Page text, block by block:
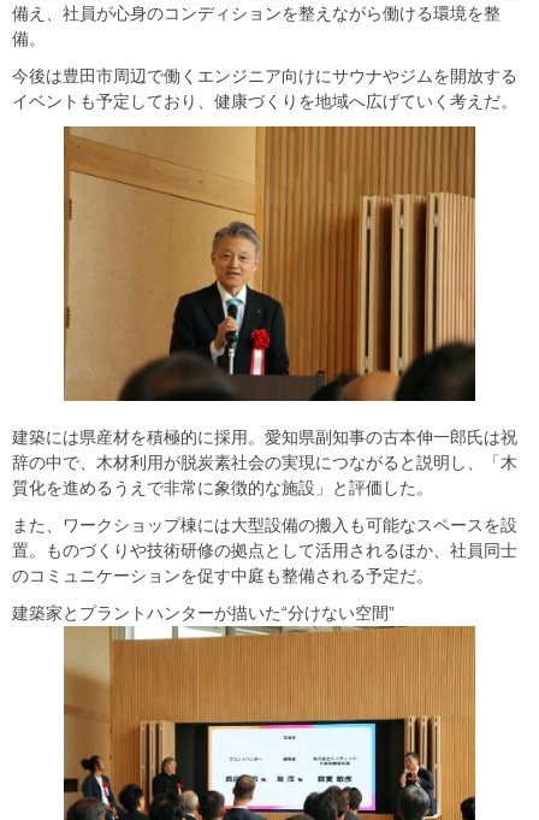
備え、社員が心身のコンディションを整えながら働ける環境を整
備。
今後は豊田市周辺で働くエンジニア向けにサウナやジムを開放する
イベントも予定しており、健康づくりを地域へ広げていく考えだ。
建築には県産材を積極的に採用。愛知県副知事の古本伸一郎氏は祝
辞の中で、木材利用が脱炭素社会の実現につながると説明し、「木
質化を進めるうえで非常に象徴的な施設」と評価した。
また、ワークショップ棟には大型設備の搬入も可能なスペースを設
置。ものづくりや技術研修の拠点として活用されるほか、社員同士
のコミュニケーションを促す中庭も整備される予定だ。
建築家とプラントハンターが描いた“分けない空間”